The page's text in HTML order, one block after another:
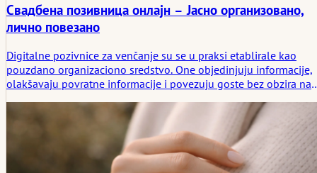
Свадбена позивница онлајн – Јасно организовано,
лично повезано
Digitalne pozivnice za venčanje su se u praksi etablirale kao
pouzdano organizaciono sredstvo. One objedinjuju informacije,
olakšavaju povratne informacije i povezuju goste bez obzira na
smanjuje napor oko koordinacije i omogućava fleksibilna
prilagođavanja u toku događaja. Ključni su jasni sadržaji, miran
dizajn i lično obraćanje. Tako se iz tehničkog rešenja stvara
skladan uvod za zajednički dan.